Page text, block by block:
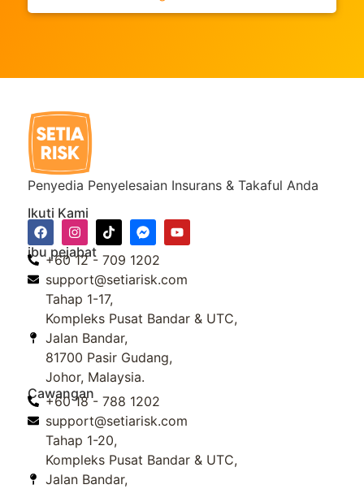
Penyedia Penyelesaian Insurans & Takaful Anda
Ikuti Kami
ibu pejabat
+60 12 - 709 1202
support@setiarisk.com
Tahap 1-17,
Kompleks Pusat Bandar & UTC,
Jalan Bandar,
81700 Pasir Gudang,
Johor, Malaysia.
Cawangan
+60 18 - 788 1202
support@setiarisk.com
Tahap 1-20,
Kompleks Pusat Bandar & UTC,
Jalan Bandar,